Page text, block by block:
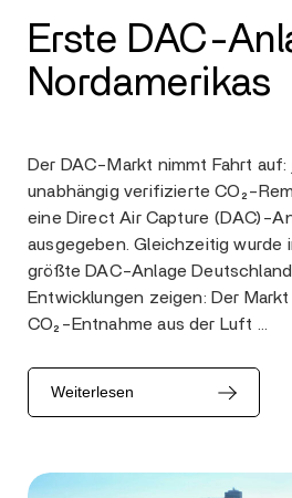
Erste DAC-
Nordamerikas
Der DAC-Markt nimmt Fahrt
unabhängig verifizierte CO₂-
eine Direct Air Capture (DAC)-
ausgegeben. Gleichzeitig wurde
größte DAC-Anlage
Entwicklungen zeigen: Der
CO₂-Entnahme aus der Luft …
Weiterlesen